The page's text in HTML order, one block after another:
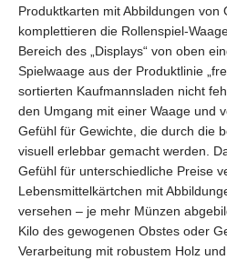
Produktkarten mit Abbildungen von
komplettieren die Rollenspiel-
Bereich des „Displays“ von oben
Spielwaage aus der Produktlinie
sortierten Kaufmannsladen nicht
den Umgang mit einer Waage und
Gefühl für Gewichte, die durch die
visuell erlebbar gemacht werden.
Gefühl für unterschiedliche Preise
Lebensmittelkärtchen mit
versehen – je mehr Münzen
Kilo des gewogenen Obstes oder
Verarbeitung mit robustem Holz